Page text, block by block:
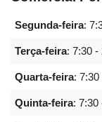
Segunda-feira:
Terça-feira: 7:30 -
Quarta-feira: 7:30
Quinta-feira: 7:30